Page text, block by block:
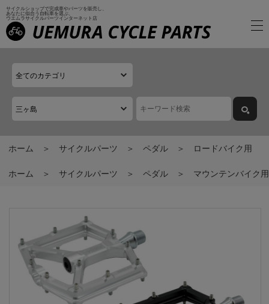
サイクルショップで完成車やパーツを販売し、
あなたに似合う自転車を選ぶ、
ウエムラサイクルパーツインターネット店
ホーム サイクルパーツ ペダル ロードバイク用
ホーム サイクルパーツ ペダル マウンテンバイク用